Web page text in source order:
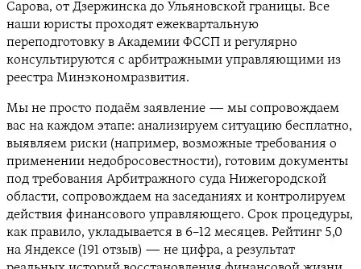
Сарова, от Дзержинска до Ульяновской границы. Все
наши юристы проходят ежеквартальную
переподготовку в Академии ФССП и регулярно
консультируются с арбитражными управляющими из
реестра Минэкономразвития.
Мы не просто подаём заявление — мы сопровождаем
вас на каждом этапе: анализируем ситуацию бесплатно,
выявляем риски (например, возможные требования о
применении недобросовестности), готовим документы
под требования Арбитражного суда Нижегородской
области, сопровождаем на заседаниях и контролируем
действия финансового управляющего. Срок процедуры,
как правило, укладывается в 6–12 месяцев. Рейтинг 5,0
на Яндексе (191 отзыв) — не цифра, а результат